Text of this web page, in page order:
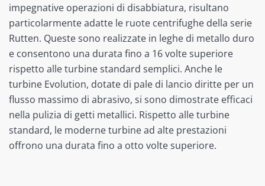
impegnative operazioni di disabbiatura, risultano
particolarmente adatte le ruote centrifughe della serie
Rutten. Queste sono realizzate in leghe di metallo duro
e consentono una durata fino a 16 volte superiore
rispetto alle turbine standard semplici. Anche le
turbine Evolution, dotate di pale di lancio diritte per un
flusso massimo di abrasivo, si sono dimostrate efficaci
nella pulizia di getti metallici. Rispetto alle turbine
standard, le moderne turbine ad alte prestazioni
offrono una durata fino a otto volte superiore.